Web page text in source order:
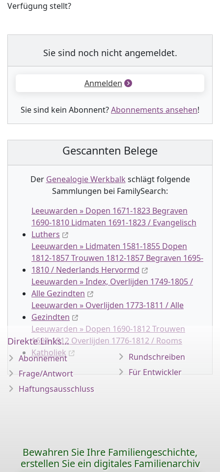
Verfügung stellt?
Sie sind noch nicht angemeldet.
Anmelden
Sie sind kein Abonnent?Abonnements ansehen!
Gescannten Belege
Der Genealogie Werkbalk schlägt folgende
Sammlungen bei FamilySearch:
Leeuwarden » Dopen 1671-1823 Begraven
1690-1810 Lidmaten 1691-1823 / Evangelisch
Luthers
Leeuwarden » Lidmaten 1581-1855 Dopen
1812-1857 Trouwen 1812-1857 Begraven 1695-
1810 / Nederlands Hervormd
Leeuwarden » Index, Overlijden 1749-1805 /
Alle Gezindten
Leeuwarden » Overlijden 1773-1811 / Alle
Gezindten
Leeuwarden » Dopen 1690-1812 Trouwen
1694-1812 Overlijden 1776-1812 / Rooms
Katholiek
Direkte Links...
Abonnement
Frage/Antwort
Haftungsausschluss
Rundschreiben
Für Entwickler
Bewahren Sie Ihre Familiengeschichte,
erstellen Sie ein digitales Familienarchiv